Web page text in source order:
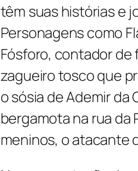
têm suas histórias e
Personagens como
Fósforo, contador
zagueiro tosco que
o sósia de Ademir da
bergamota na rua da
meninos, o atacante